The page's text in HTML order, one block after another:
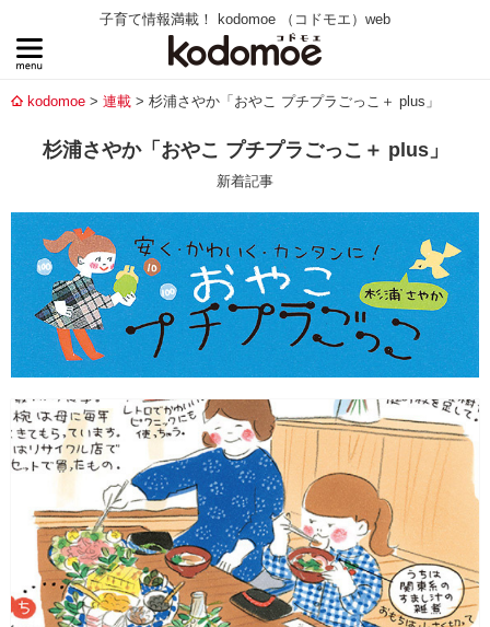
子育て情報満載！ kodomoe （コドモエ）web
kodomoe 連載 杉浦さやか「おやこ プチプラごっこ＋ plus」
杉浦さやか「おやこ プチプラごっこ＋ plus」
新着記事